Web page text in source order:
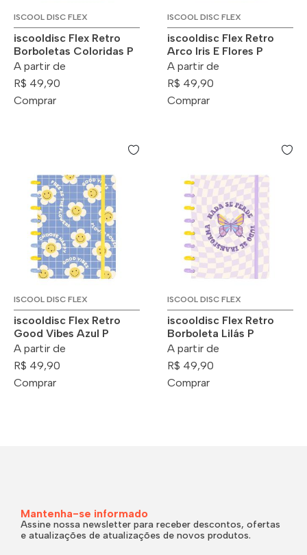
ISCOOL DISC FLEX
iscooldisc Flex Retro
Borboletas Coloridas P
A partir de
R$ 49,90
Comprar
ISCOOL DISC FLEX
iscooldisc Flex Retro
Arco Iris E Flores P
A partir de
R$ 49,90
Comprar
ISCOOL DISC FLEX
iscooldisc Flex Retro
Good Vibes Azul P
A partir de
R$ 49,90
Comprar
ISCOOL DISC FLEX
iscooldisc Flex Retro
Borboleta Lilás P
A partir de
R$ 49,90
Comprar
Mantenha-se informado
Assine nossa newsletter para receber descontos, ofertas
e atualizações de atualizações de novos produtos.